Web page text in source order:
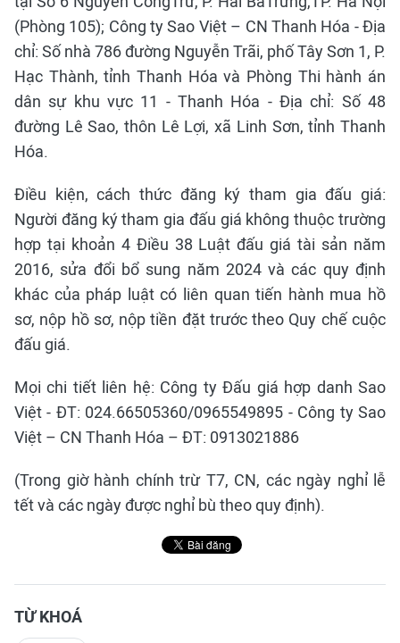
(Phòng 105); Công ty Sao Việt – CN Thanh Hóa - Địa
chỉ: Số nhà 786 đường Nguyễn Trãi, phố Tây Sơn 1, P.
Hạc Thành, tỉnh Thanh Hóa và Phòng Thi hành án
dân sự khu vực 11 - Thanh Hóa - Địa chỉ: Số 48
đường Lê Sao, thôn Lê Lợi, xã Linh Sơn, tỉnh Thanh
Hóa.
Điều kiện, cách thức đăng ký tham gia đấu giá:
Người đăng ký tham gia đấu giá không thuộc trường
hợp tại khoản 4 Điều 38 Luật đấu giá tài sản năm
2016, sửa đổi bổ sung năm 2024 và các quy định
khác của pháp luật có liên quan tiến hành mua hồ
sơ, nộp hồ sơ, nộp tiền đặt trước theo Quy chế cuộc
đấu giá.
Mọi chi tiết liên hệ: Công ty Đấu giá hợp danh Sao
Việt - ĐT: 024.66505360/0965549895 - Công ty Sao
Việt – CN Thanh Hóa – ĐT: 0913021886
(Trong giờ hành chính trừ T7, CN, các ngày nghỉ lễ
tết và các ngày được nghỉ bù theo quy định).
TỪ KHOÁ